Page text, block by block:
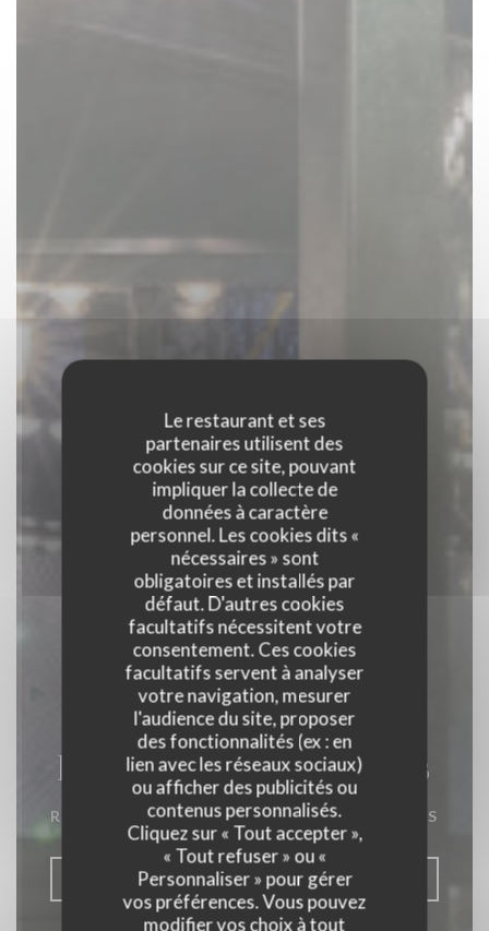
Le restaurant et ses
partenaires utilisent des
cookies sur ce site, pouvant
impliquer la collecte de
données à caractère
personnel. Les cookies dits «
nécessaires » sont
obligatoires et installés par
défaut. D'autres cookies
facultatifs nécessitent votre
consentement. Ces cookies
facultatifs servent à analyser
votre navigation, mesurer
l'audience du site, proposer
des fonctionnalités (ex : en
lien avec les réseaux sociaux)
ou afficher des publicités ou
contenus personnalisés.
Cliquez sur « Tout accepter »,
« Tout refuser » ou «
Personnaliser » pour gérer
vos préférences. Vous pouvez
modifier vos choix à tout
La Closerie des Lilas
RESTAURANT GASTRONOMIQUE PARIS
RÉSERVER